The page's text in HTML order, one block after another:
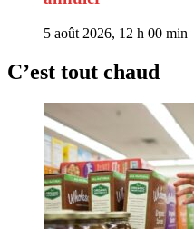
5 août 2026, 12 h 00 min
C’est tout chaud